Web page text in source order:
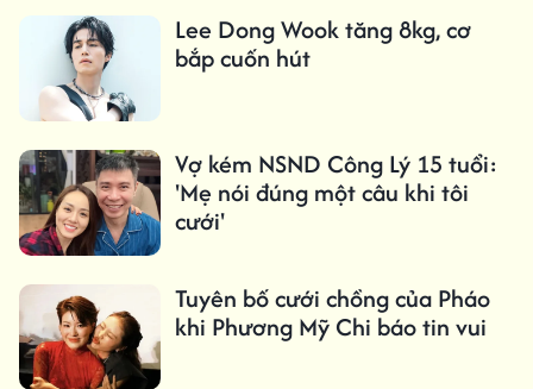
Lee Dong Wook tăng 8kg, cơ
bắp cuốn hút
Vợ kém NSND Công Lý 15 tuổi:
'Mẹ nói đúng một câu khi tôi
cưới'
Tuyên bố cưới chồng của Pháo
khi Phương Mỹ Chi báo tin vui